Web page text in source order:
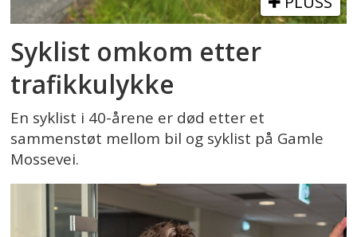
Syklist omkom etter
trafikkulykke
En syklist i 40-årene er død etter et
sammenstøt mellom bil og syklist på Gamle
Mossevei.